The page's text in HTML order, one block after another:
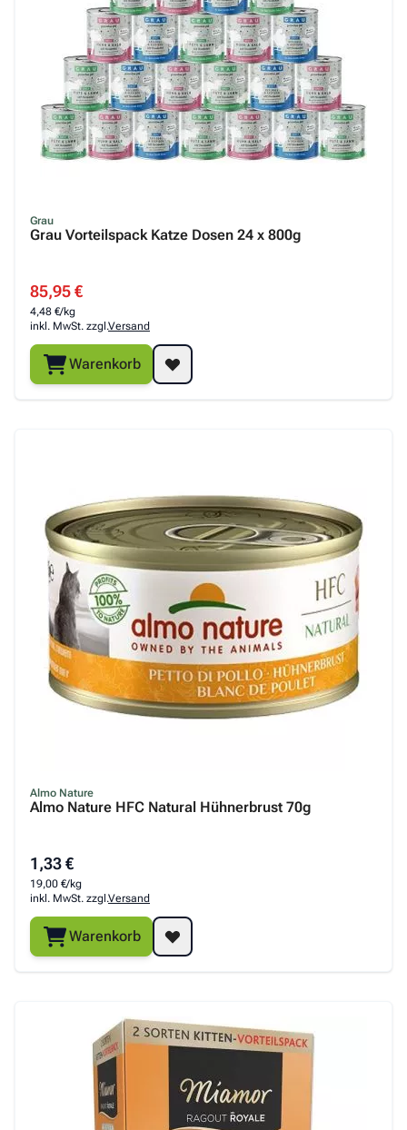
Grau
Grau Vorteilspack Katze Dosen 24 x 800g
Special Price
85,95 €
4,48 €/kg
inkl. MwSt. zzgl.Versand
Warenkorb
Almo Nature
Almo Nature HFC Natural Hühnerbrust 70g
1,33 €
19,00 €/kg
inkl. MwSt. zzgl.Versand
Warenkorb